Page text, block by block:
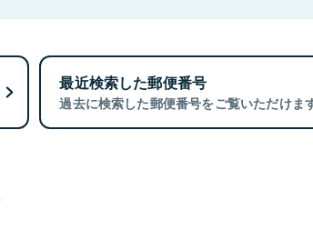
最近検索した郵便番号
過去に検索した郵便番号をご覧いただけます